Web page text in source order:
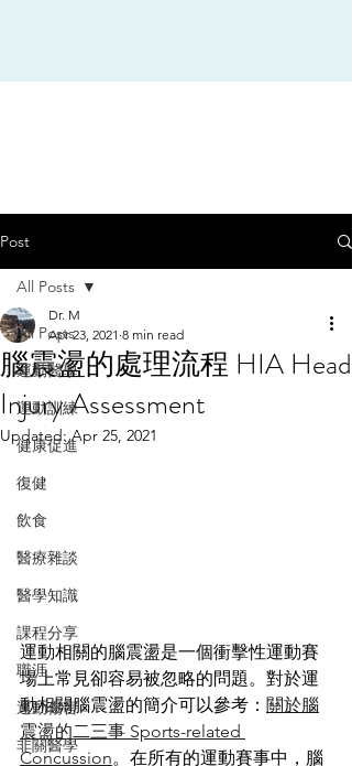
Post
All Posts
運動醫學
運動訓練
健康促進
復健
飲食
醫療雜談
醫學知識
課程分享
職涯
運動傷害
非關醫學
All Posts
腦震盪的處理流程 HIA Head
Injury Assessment
Dr. M
Apr 23, 2021 8 min read
Updated:Apr 25, 2021
運動相關的腦震盪是一個衝擊性運動賽
場上常見卻容易被忽略的問題。對於運
動相關腦震盪的簡介可以參考： 關於腦
震盪的二三事 Sports-related
Concussion。在所有的運動賽事中，腦